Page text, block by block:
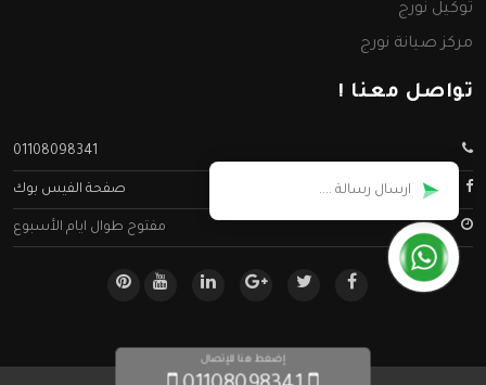
توكيل نورج
مركز صيانة نورج
تواصل معنا !
01108098341
صفحة الفيس بوك
مفتوح طوال ايام الأسبوع
إضغط هنا للإتصال